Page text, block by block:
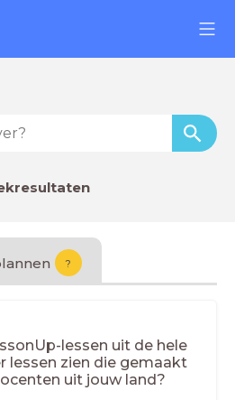
?
lessen uit de hele
lessen zien die gemaakt
uit jouw land?